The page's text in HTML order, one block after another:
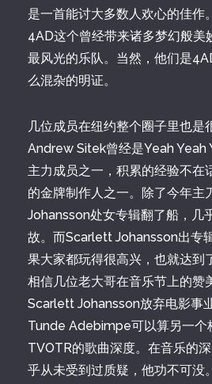
是一首能讨大多数人欢心的佳作
4AD这个曾经带来诸多梦幻般美
最风光的乐队。当然，他们是
么混杂的明证。
几位成员在纽约整个圈子里也是
Andrew Sitek曾经是Yeah Yeah
主力成员之一，积累的经验不在
的金牌制作人之一。除了今年主
Johansson处女专辑翻了船，几
故。而Scarlett Johansson出专
果大家都玩得很高兴，也就达到
相信几位老大哥在音乐节上的赞
Scarlett Johansson放弃电影事
Tunde Adebimpe可以算另一个
TVOTR的歌曲深度。在音乐的
乎从未受到过质疑，他功不可没